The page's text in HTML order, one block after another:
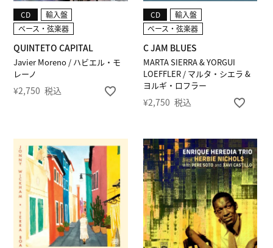
Javier Moreno / ハビエル・モ
レーノ
QUINTETO CAPITAL
CD
輸入盤
ベース・弦楽器
¥2,750 税込
MARTA SIERRA & YORGUI
LOEFFLER / マルタ・シエラ &
ヨルギ・ロフラー
C JAM BLUES
CD
輸入盤
ベース・弦楽器
¥2,750 税込